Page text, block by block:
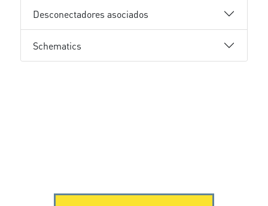
Desconectadores asociados
Schematics